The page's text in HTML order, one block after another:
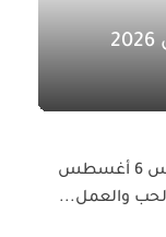
أبراج اليوم الجمعة 7 أغسطس 2026
أبراج اليوم الخميس 6 أغسطس